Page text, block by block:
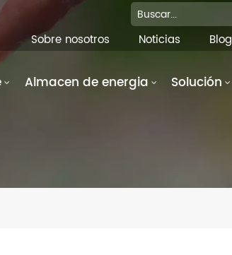
Sobre nosotros Noticias Blog
Almacen de energia Solución